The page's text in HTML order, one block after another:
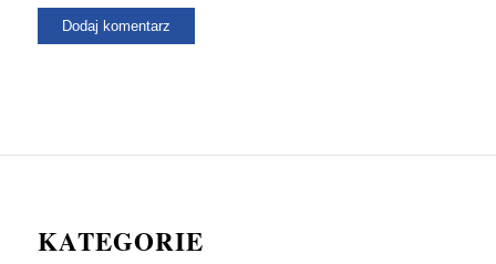
KATEGORIE